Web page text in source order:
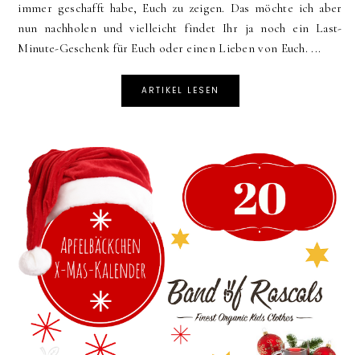
immer geschafft habe, Euch zu zeigen. Das möchte ich aber
nun nachholen und vielleicht findet Ihr ja noch ein Last-
Minute-Geschenk für Euch oder einen Lieben von Euch. ...
ARTIKEL LESEN